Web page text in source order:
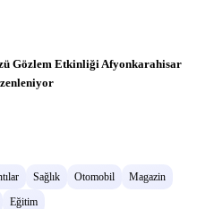
Gözlem Etkinliği Afyonkarahisar
Sağlık Otomobil
Magazin
Eğitim